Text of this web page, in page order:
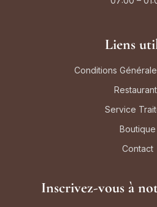
Liens
Conditions
Service
Boutique
Contact
Inscrivez-vous à